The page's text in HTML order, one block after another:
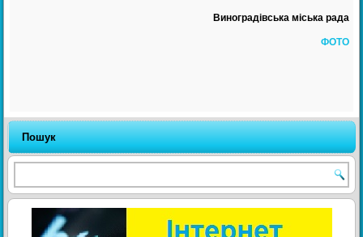
Виноградівська міська рада
ФОТО
Пошук